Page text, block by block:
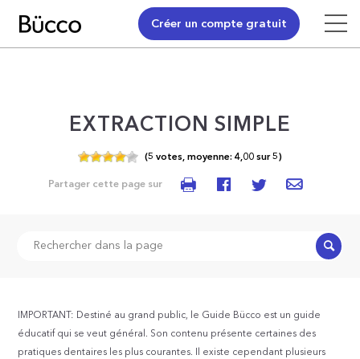
Créer un compte gratuit
EXTRACTION SIMPLE
(5 votes, moyenne: 4,00 sur5)
Partager cette page sur
IMPORTANT: Destiné au grand public, le Guide Bücco est un guide
éducatif qui se veut général. Son contenu présente certaines des
pratiques dentaires les plus courantes. Il existe cependant plusieurs